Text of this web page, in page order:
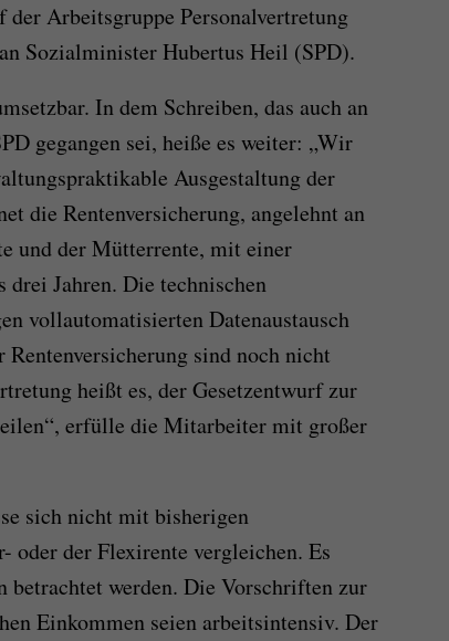
Arbeitsgruppe Personalvertretung
Sozialminister Hubertus Heil (SPD).
In dem Schreiben, das auch an
gegangen sei, heiße es weiter: „Wir
Ausgestaltung der
die Rentenversicherung, angelehnt an
und der Mütterrente, mit einer
Jahren. Die technischen
vollautomatisierten Datenaustausch
sind noch nicht
heißt es, der Gesetzentwurf zur
erfülle die Mitarbeiter mit großer
sich nicht mit bisherigen
oder der Flexirente vergleichen. Es
betrachtet werden. Die Vorschriften zur
Einkommen seien arbeitsintensiv. Der